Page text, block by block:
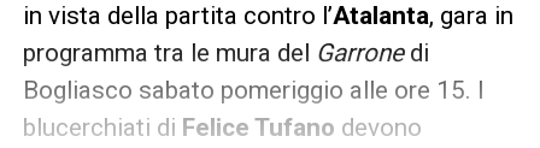
in vista della partita contro l’Atalanta, gara in
programma tra le mura del Garrone di
Bogliasco sabato pomeriggio alle ore 15. I
blucerchiati di Felice Tufano devono